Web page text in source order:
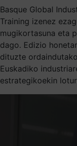
Basque Global
Training izenez
mugikortasuna eta
dago. Edizio
dituzte
Euskadiko
estrategikoekin